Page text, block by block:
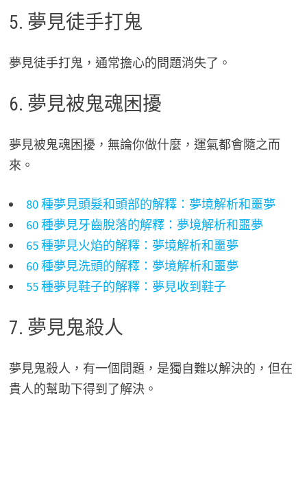
5. 夢見徒手打鬼
夢見徒手打鬼，通常擔心的問題消失了。
6. 夢見被鬼魂困擾
夢見被鬼魂困擾，無論你做什麼，運氣都會隨之而
來。
80 種夢見頭髮和頭部的解釋：夢境解析和噩夢
60 種夢見牙齒脫落的解釋：夢境解析和噩夢
65 種夢見火焰的解釋：夢境解析和噩夢
60 種夢見洗頭的解釋：夢境解析和噩夢
55 種夢見鞋子的解釋：夢見收到鞋子
7. 夢見鬼殺人
夢見鬼殺人，有一個問題，是獨自難以解決的，但在
貴人的幫助下得到了解決。